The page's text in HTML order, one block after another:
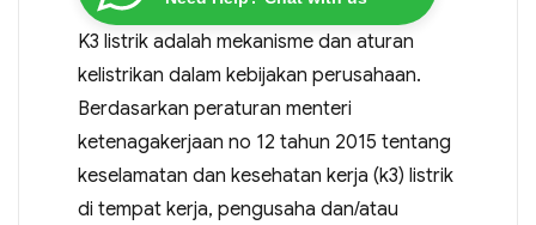
K3 listrik adalah mekanisme dan aturan
kelistrikan dalam kebijakan perusahaan.
Berdasarkan peraturan menteri
ketenagakerjaan no 12 tahun 2015 tentang
keselamatan dan kesehatan kerja (k3) listrik
di tempat kerja, pengusaha dan/atau